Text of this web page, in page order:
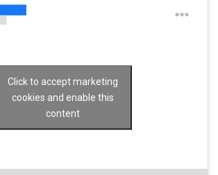
Click to accept marketing
cookies and enable this
content